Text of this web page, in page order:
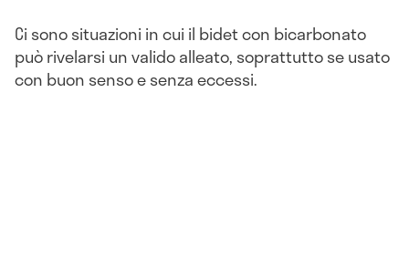
Ci sono situazioni in cui il bidet con bicarbonato
può rivelarsi un valido alleato, soprattutto se usato
con buon senso e senza eccessi.